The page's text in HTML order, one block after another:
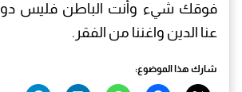
فوقك شيء وأنت الباطن فليس
عنا الدين واغننا من الفقر.
شارك هذا الموضوع: